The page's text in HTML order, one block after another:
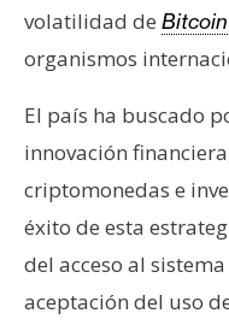
volatilidad de Bitcoin
organismos
El país ha buscado
innovación
criptomonedas e
éxito de esta
del acceso al
aceptación del uso